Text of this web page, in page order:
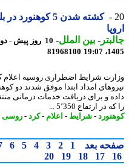
کشته شدن 5 کوهنورد در
-بین الملل-
81968100
شرایط اضطراری روسیه اعلام کرد
امداد ابتدا موفق شدند دو
و برای دریافت خدمات درمانی منتقل
در ارتفاع 5٬350 ...
-شرایط -اعلام -کرد-روسی-
بعد 1
2
3
4
5
6
7
8
17
18
19
20